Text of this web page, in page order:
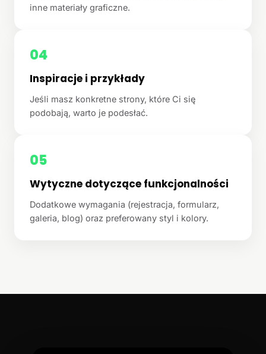
inne materiały graficzne.
04
Inspiracje i przykłady
Jeśli masz konkretne strony, które Ci się
podobają, warto je podesłać.
05
Wytyczne dotyczące funkcjonalności
Dodatkowe wymagania (rejestracja, formularz,
galeria, blog) oraz preferowany styl i kolory.